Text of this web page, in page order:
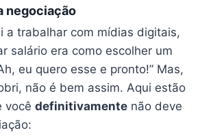
negociação
a trabalhar com mídias digitais,
salário era como escolher um
eu quero esse e pronto!” Mas,
não é bem assim. Aqui estão
vocêdefinitivamente não deve